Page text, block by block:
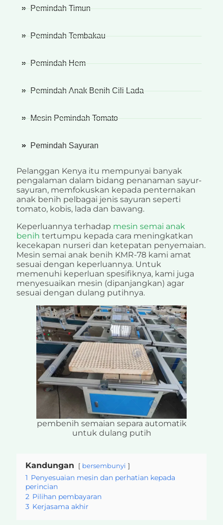
Pemindah Timun
Pemindah Tembakau
Pemindah Hem
Pemindah Anak Benih Cili Lada
Mesin Pemindah Tomato
Pemindah Sayuran
Pelanggan Kenya itu mempunyai banyak
pengalaman dalam bidang penanaman sayur-
sayuran, memfokuskan kepada penternakan
anak benih pelbagai jenis sayuran seperti
tomato, kobis, lada dan bawang.
Keperluannya terhadap mesin semai anak
benih tertumpu kepada cara meningkatkan
kecekapan nurseri dan ketepatan penyemaian.
Mesin semai anak benih KMR-78 kami amat
sesuai dengan keperluannya. Untuk
memenuhi keperluan spesifiknya, kami juga
menyesuaikan mesin (dipanjangkan) agar
sesuai dengan dulang putihnya.
pembenih semaian separa automatik
untuk dulang putih
Kandungan bersembunyi
1 Penyesuaian mesin dan perhatian kepada
perincian
2 Pilihan pembayaran
3 Kerjasama akhir